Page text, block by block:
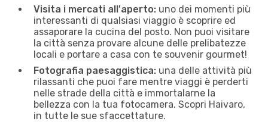
Visita i mercati all'aperto: uno dei momenti più
interessanti di qualsiasi viaggio è scoprire ed
assaporare la cucina del posto. Non puoi visitare
la città senza provare alcune delle prelibatezze
locali e portare a casa con te souvenir gourmet!
Fotografia paesaggistica: una delle attività più
rilassanti che puoi fare mentre viaggi è perderti
nelle strade della città e immortalarne la
bellezza con la tua fotocamera. Scopri Haivaro,
in tutte le sue sfaccettature.